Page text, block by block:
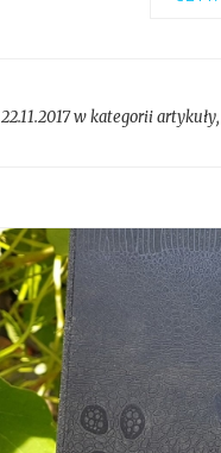
22.11.2017 w kategoriiartykuły